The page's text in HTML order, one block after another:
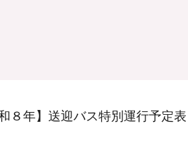
和８年】送迎バス特別運行予定表